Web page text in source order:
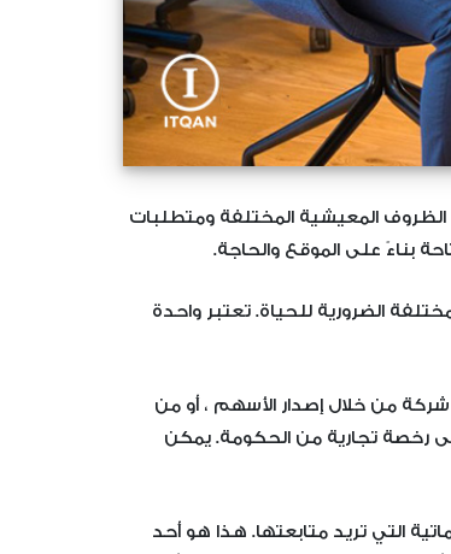
الظروف المعيشية المختلفة ومتطلبات
بناءً على الموقع والحاجة.
الضرورية للحياة. تعتبر واحدة
من خلال إصدار الأسهم ، أو من
رخصة تجارية من الحكومة. يمكن
التي تريد متابعتها. هذا هو أحد